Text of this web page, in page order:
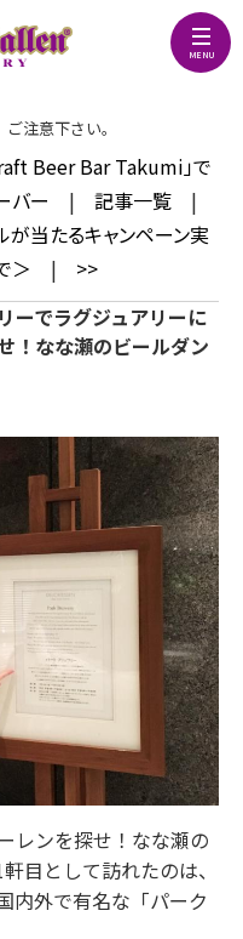
注意下さい。
Beer Bar Takumi」で
バー | 記事一覧|
が当たるキャンペーン実
＞ | >>
ーでラグジュアリーに
！なな瀬のビールダン
レンを探せ！なな瀬の
目として訪れたのは、
内外で有名な「パーク